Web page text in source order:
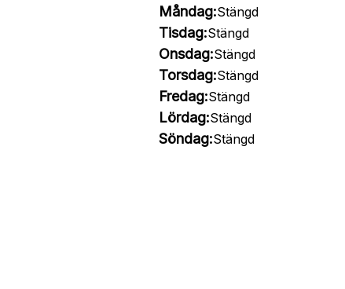
Måndag:Stängd
Tisdag:Stängd
Onsdag:Stängd
Torsdag:Stängd
Fredag:Stängd
Lördag:Stängd
Söndag:Stängd